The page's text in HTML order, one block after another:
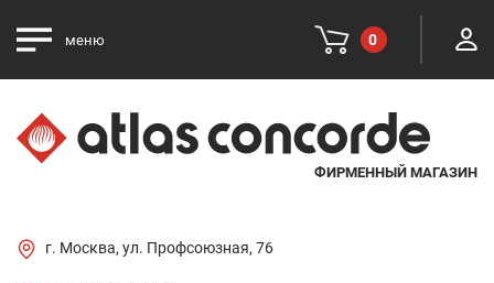
меню 0
ФИРМЕННЫЙ МАГАЗИН
г. Москва, ул. Профсоюзная, 76